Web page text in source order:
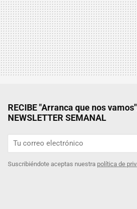
RECIBE "Arranca que nos
NEWSLETTER SEMANAL
Suscribiéndote aceptas nuestra política de